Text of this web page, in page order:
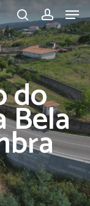
searchaccount
do
Bela